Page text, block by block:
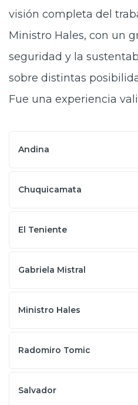
visión completa del
Ministro Hales, con un
seguridad y la
sobre distintas
Fue una experiencia
Andina
Chuquicamata
El Teniente
Gabriela Mistral
Ministro Hales
Radomiro Tomic
Salvador